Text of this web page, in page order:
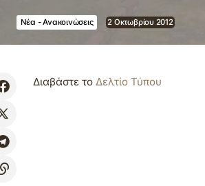
Νέα - Ανακοινώσεις 2 Οκτωβρίου 2012
Διαβάστε το Δελτίο Τύπου